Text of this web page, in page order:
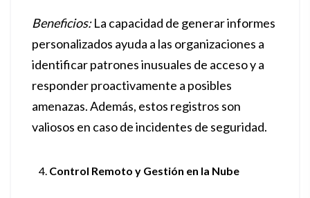
Beneficios:La capacidad de generar informes
personalizados ayuda a las organizaciones a
identificar patrones inusuales de acceso y a
responder proactivamente a posibles
amenazas. Además, estos registros son
valiosos en caso de incidentes de seguridad.
Control Remoto y Gestión en la Nube